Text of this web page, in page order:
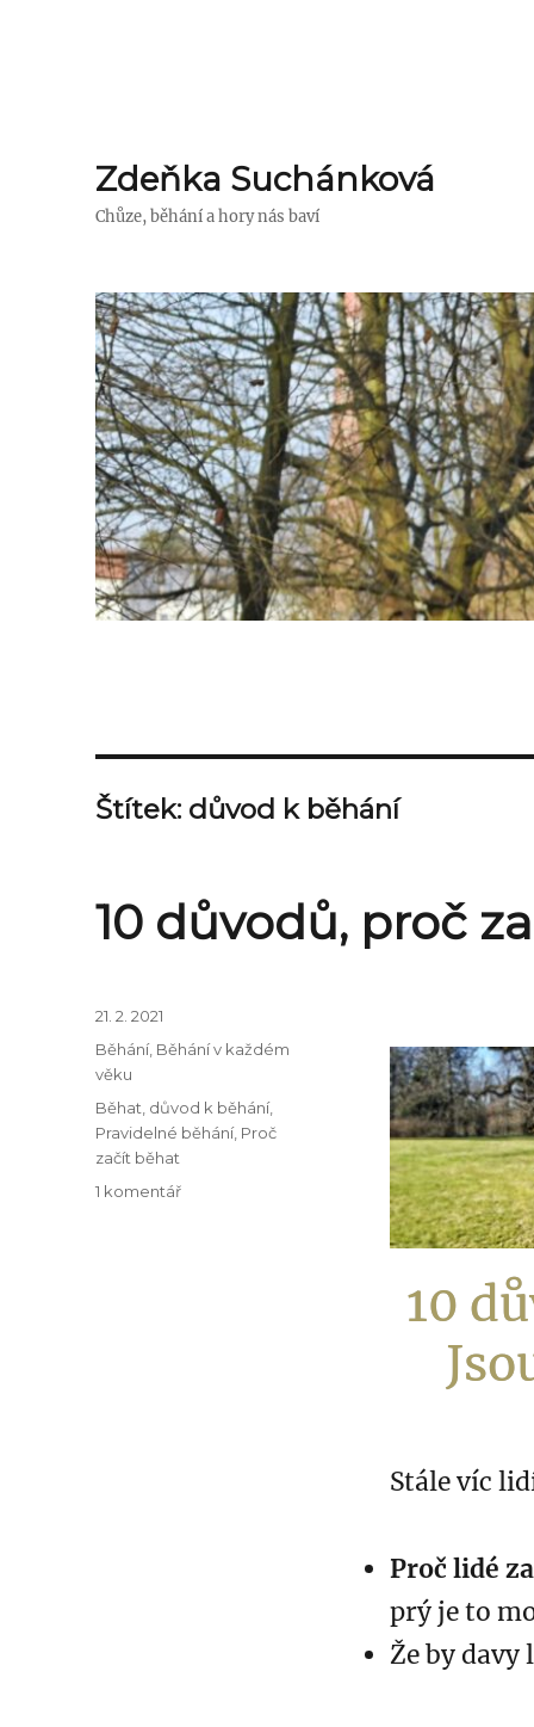
Zdeňka Suchánková
Chůze, běhání a hory nás baví
Štítek: důvod k běhání
10 důvodů, proč
10
Stále víc
Proč lidé
prý je to
Že by
21. 2. 2021
Běhání, Běhání v každém
věku
Běhat důvod k běhání,
Pravidelné běhání, Proč
začít běhat
1 komentář